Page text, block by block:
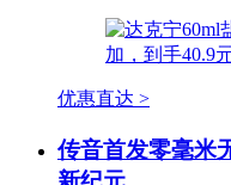
优惠直达 >
传音首发零毫米